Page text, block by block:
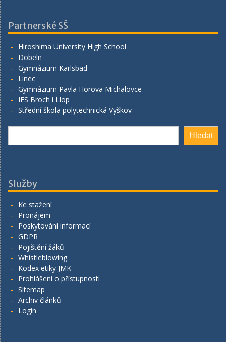
Partnerské SŠ
Hiroshima University High School
Döbeln
Gymnázium Karlsbad
Linec
Gymnázium Pavla Horova Michalovce
IES Broch i Llop
Střední škola polytechnická Vyškov
Hledat
Služby
Ke stažení
Pronájem
Poskytování informací
GDPR
Pojištění žáků
Whistleblowing
Kodex etiky JMK
Prohlášení o přístupnosti
Sitemap
Archiv článků
Login